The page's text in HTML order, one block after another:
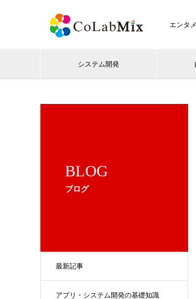
エンタ
システム開発
BLOG
ブログ
最新記事
アプリ・システム開発の基礎知識